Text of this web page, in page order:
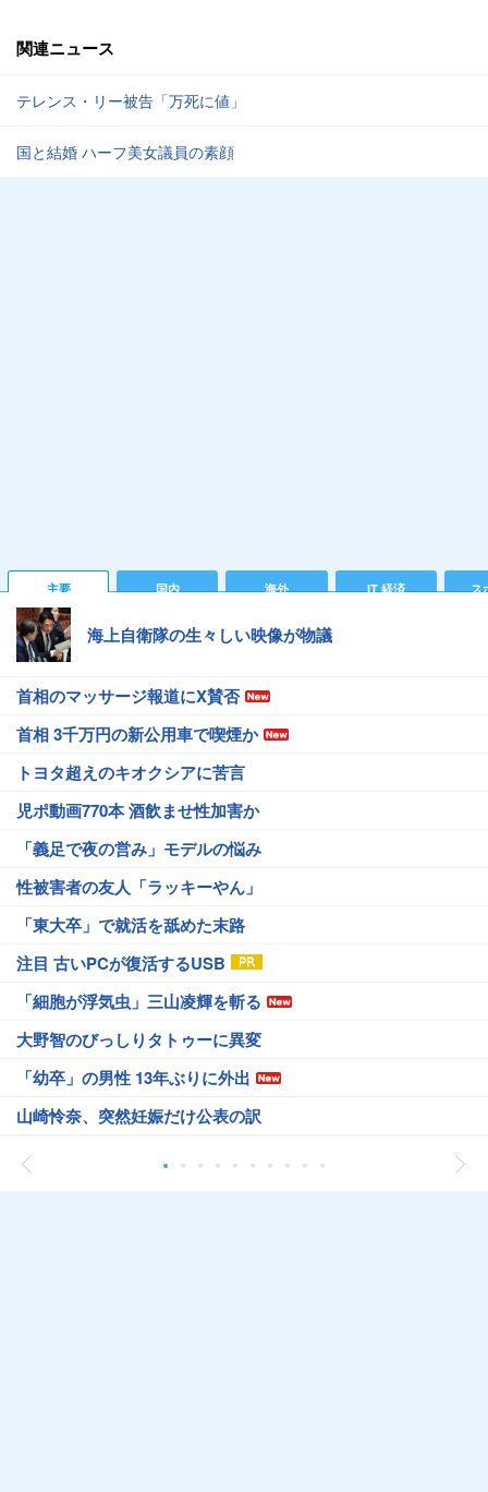
関連ニュース
テレンス・リー被告「万死に値」
国と結婚 ハーフ美女議員の素顔
主要 国内 海外 IT 経済 ス
海上自衛隊の生々しい映像が物議
首相のマッサージ報道にX賛否
首相 3千万円の新公用車で喫煙か
トヨタ超えのキオクシアに苦言
児ポ動画770本 酒飲ませ性加害か
「義足で夜の営み」モデルの悩み
性被害者の友人「ラッキーやん」
「東大卒」で就活を舐めた末路
注目 古いPCが復活するUSB
「細胞が浮気虫」三山凌輝を斬る
大野智のびっしりタトゥーに異変
「幼卒」の男性 13年ぶりに外出
山崎怜奈、突然妊娠だけ公表の訳